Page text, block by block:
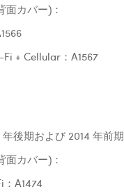
面カバー)：
+ Cellular：A1567
後期および 2014 年前期
面カバー)：
A1474